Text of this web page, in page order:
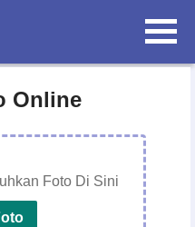
Online
Foto Di Sini